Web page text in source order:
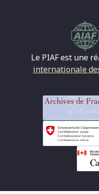
Le PIAF est une
internationale